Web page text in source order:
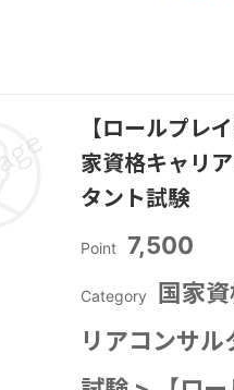
【ロールプレ
家資格キャリ
タント試験
Point 7,500
Category
国家
リアコンサル